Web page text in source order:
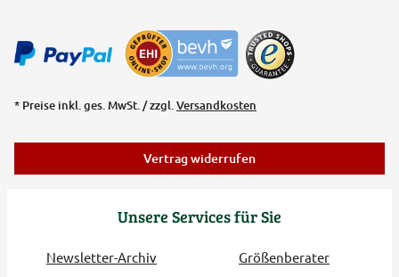
Unsere Services für Sie
Newsletter-Archiv
Größenberater
* Preise inkl. ges. MwSt. / zzgl.Versandkosten
Vertrag widerrufen